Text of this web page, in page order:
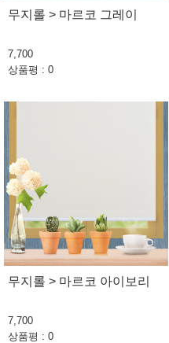
무지롤 > 마르코 그레이
7,700
상품평 : 0
무지롤 > 마르코 아이보리
7,700
상품평 : 0